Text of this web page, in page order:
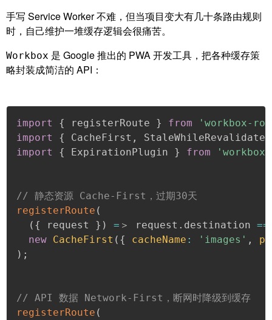
手写 Service Worker 不难，但当项目变大有几十条路由规则
时，自己维护一堆缓存逻辑会很痛苦。
Workbox 是 Google 推出的 PWA 开发工具，把各种缓存策
略封装成简洁的 API：
import { registerRoute } from
'workbox-
import
{ CacheFirst , StaleWhileRevalidate
import
{ ExpirationPlugin } from
// 静态资源 Cache-First，过期30天
registerRoute (
( { request } ) = ＞ request . destination
new CacheFirst ( { cacheName : 'images' ,
) ;
// API 数据 Network-First，断网时降级到缓存
registerRoute (